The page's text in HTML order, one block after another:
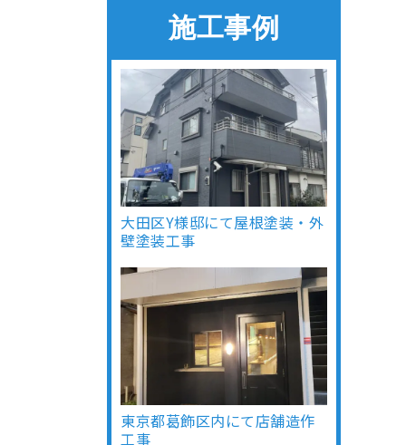
施工事例
大田区Y様邸にて屋根塗装・外
壁塗装工事
東京都葛飾区内にて店舗造作
工事